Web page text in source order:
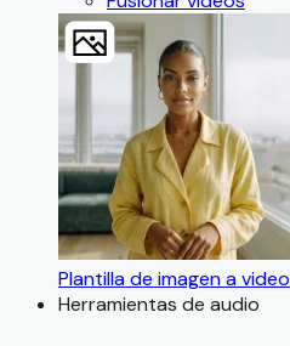
Plantilla de imagen a video
Herramientas de audio